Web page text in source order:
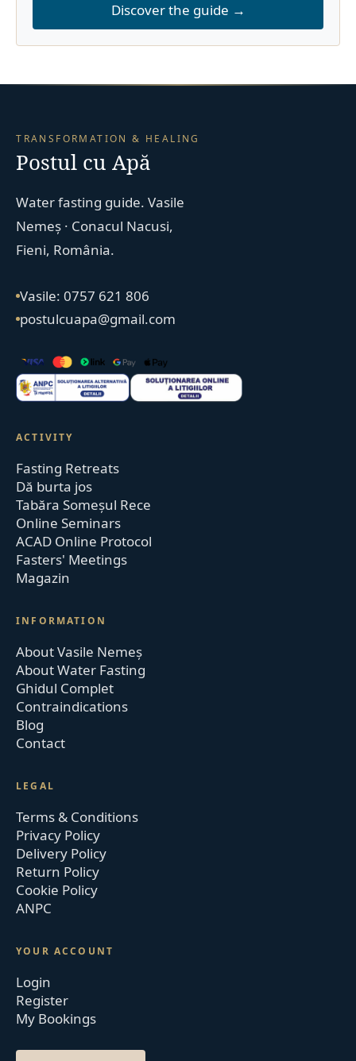
Discover the guide →
TRANSFORMATION & HEALING
Postul cu Apă
Water fasting guide. Vasile
Nemeș · Conacul Nacusi,
Fieni, România.
Vasile: 0757 621 806
postulcuapa@gmail.com
ACTIVITY
Fasting Retreats
Dă burta jos
Tabăra Someșul Rece
Online Seminars
ACAD Online Protocol
Fasters' Meetings
Magazin
INFORMATION
About Vasile Nemeș
About Water Fasting
Ghidul Complet
Contraindications
Blog
Contact
LEGAL
Terms & Conditions
Privacy Policy
Delivery Policy
Return Policy
Cookie Policy
ANPC
YOUR ACCOUNT
Login
Register
My Bookings